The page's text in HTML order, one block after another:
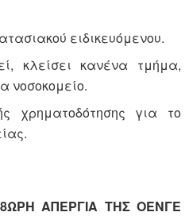
ειδικευόμενου.
κλείσει κανένα τμήμα,
νοσοκομείο.
χρηματοδότησης για το
ΑΠΕΡΓΙΑ ΤΗΣ ΟΕΝΓΕ